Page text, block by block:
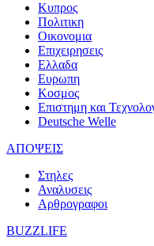
Κυπρος
Πολιτικη
Οικονομια
Επιχειρησεις
Ελλαδα
Ευρωπη
Κοσμος
Επιστημη και
Deutsche Welle
ΑΠΟΨΕΙΣ
Στηλες
Αναλυσεις
Αρθρογραφοι
BUZZLIFE